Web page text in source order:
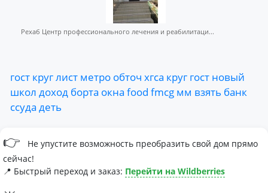
Рехаб Центр профессионального лечения и реабилитаци...
гост круглист метро обточ хгса круг гост новый
школ доход борта окна food fmcg мм взять банк
ссуда деть
👉
Не упустите возможность преобразить свой дом прямо
сейчас!
📍 Быстрый переход и заказ: Перейти на Wildberries